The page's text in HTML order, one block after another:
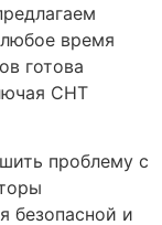
время
готова
СНТ
проблему с
безопасной и